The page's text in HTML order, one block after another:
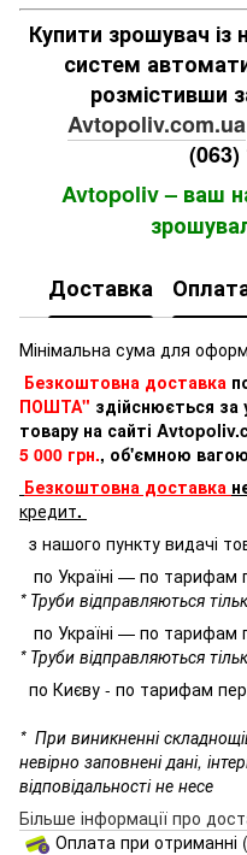
Купити зрошувач
систем
розмістивши
Avtopoliv.com.ua
(063)
Avtopoliv – ваш
Доставка
Мінімальна сума для
Безкоштовна доставка
ПОШТА" здійснюється
товару на сайті
5 000 грн., об'ємною
Безкоштовна доставка
кредит.
з нашого пункту видачі
по Україні — по тарифам
* Труби відправляються
по Україні — по тарифам
* Труби відправляються
по Києву - по тарифам
*При виникненні
невірно заповнені дані,
відповідальності не несе
Більше інформації про
Оплата при отриманні